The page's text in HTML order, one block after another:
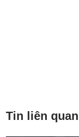
Tin liên quan